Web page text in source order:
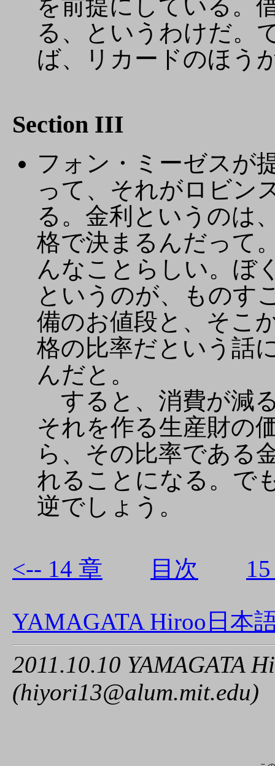
を前提にしている。
る、というわけだ。
ば、リカードのほう
Section III
フォン・ミーゼスが
って、それがロビン
る。金利というのは
格で決まるんだって
んなことらしい。ぼ
というのが、ものす
備のお値段と、そこ
格の比率だという話
んだと。
すると、消費が減
それを作る生産財の
ら、その比率である
れることになる。で
逆でしょう。
<-- 14 章 目次
YAMAGATA Hiroo日本
2011.10.10 YAMAGATA
(hiyori13@alum.mit.edu)